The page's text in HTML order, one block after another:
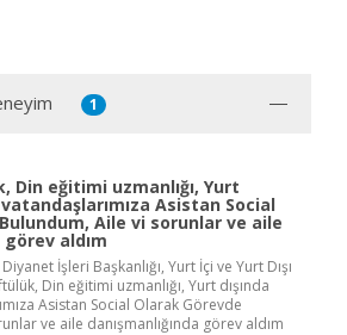
1
Din eğitimi uzmanlığı, Yurt
vatandaşlarımıza Asistan Social
Aile vi sorunlar ve aile
görev aldım
İşleri Başkanlığı, Yurt İçi ve Yurt Dışı
Din eğitimi uzmanlığı, Yurt dışında
Asistan Social Olarak Görevde
ve aile danışmanlığında görev aldım